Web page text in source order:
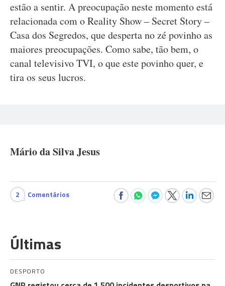
estão a sentir. A preocupação neste momento está
relacionada com o Reality Show – Secret Story –
Casa dos Segredos, que desperta no zé povinho as
maiores preocupações. Como sabe, tão bem, o
canal televisivo TVI, o que este povinho quer, e
tira os seus lucros.
Mário da Silva Jesus
2 Comentários
Últimas
DESPORTO